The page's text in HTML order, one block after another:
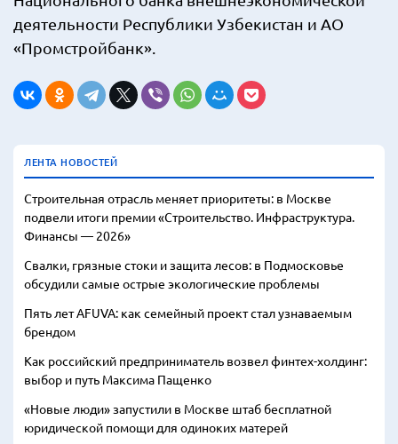
деятельности Республики Узбекистан и АО
«Промстройбанк».
ЛЕНТА НОВОСТЕЙ
Строительная отрасль меняет приоритеты: в Москве
подвели итоги премии «Строительство. Инфраструктура.
Финансы — 2026»
Свалки, грязные стоки и защита лесов: в Подмосковье
обсудили самые острые экологические проблемы
Пять лет AFUVA: как семейный проект стал узнаваемым
брендом
Как российский предприниматель возвел финтех-холдинг:
выбор и путь Максима Пащенко
«Новые люди» запустили в Москве штаб бесплатной
юридической помощи для одиноких матерей